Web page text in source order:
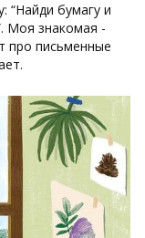
“Найди бумагу и
Моя знакомая -
про письменные